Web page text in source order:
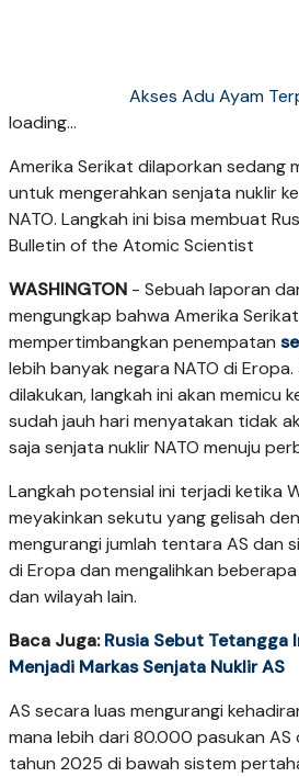
Akses Adu Ayam
loading...
Amerika Serikat dilaporkan sedang
untuk mengerahkan senjata nuklir
NATO. Langkah ini bisa membuat
Bulletin of the Atomic Scientist
WASHINGTON - Sebuah laporan
mengungkap bahwa Amerika
mempertimbangkan penempatan
lebih banyak negara NATO di
dilakukan, langkah ini akan memicu
sudah jauh hari menyatakan tidak
saja senjata nuklir NATO menuju
Langkah potensial ini terjadi ketika
meyakinkan sekutu yang gelisah
mengurangi jumlah tentara AS dan
di Eropa dan mengalihkan
dan wilayah lain.
Baca Juga:Rusia Sebut Tetangga
Menjadi Markas Senjata Nuklir AS
AS secara luas mengurangi
mana lebih dari 80.000 pasukan
tahun 2025 di bawah sistem